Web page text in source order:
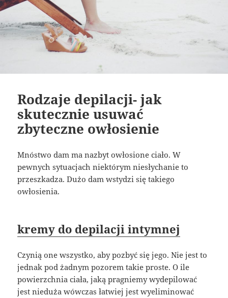
Rodzaje depilacji- jak
skutecznie usuwać
zbyteczne owłosienie
Mnóstwo dam ma nazbyt owłosione ciało. W
pewnych sytuacjach niektórym niesłychanie to
przeszkadza. Dużo dam wstydzi się takiego
owłosienia.
kremy do depilacji intymnej
Czynią one wszystko, aby pozbyć się jego. Nie jest to
jednak pod żadnym pozorem takie proste. O ile
powierzchnia ciała, jaką pragniemy wydepilować
jest nieduża wówczas łatwiej jest wyeliminować